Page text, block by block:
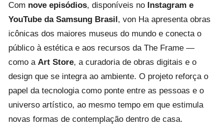
Com nove episódios, disponíveis no Instagram e
YouTube da Samsung Brasil, von Ha apresenta obras
icônicas dos maiores museus do mundo e conecta o
público à estética e aos recursos da The Frame —
como a Art Store, a curadoria de obras digitais e o
design que se integra ao ambiente. O projeto reforça o
papel da tecnologia como ponte entre as pessoas e o
universo artístico, ao mesmo tempo em que estimula
novas formas de contemplação dentro de casa.